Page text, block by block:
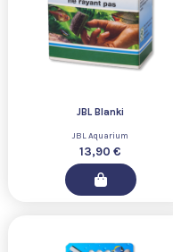
JBL Blanki
JBL Aquarium
13,90 €